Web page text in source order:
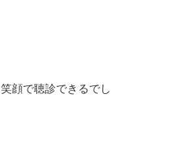
笑顔で聴診できるでし